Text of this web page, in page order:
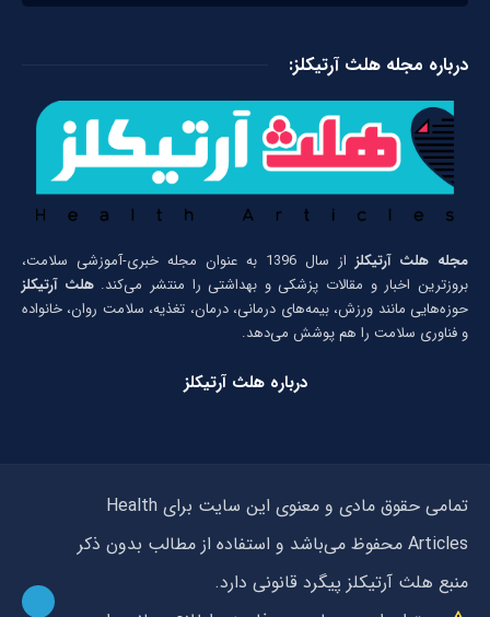
درباره مجله هلث آرتیکلز:
مجله هلث آرتیکلز
از سال 1396 به عنوان مجله خبری-آموزشی سلامت،
بروزترین اخبار و مقالات پزشکی و بهداشتی را منتشر می‌کند.هلث آرتیکلز
حوزه‌هایی مانند ورزش، بیمه‌های درمانی، درمان، تغذیه، سلامت روان، خانواده
و فناوری سلامت را هم پوشش می‌دهد.
درباره هلث آرتیکلز
تمامی حقوق مادی و معنوی این سایت برای Health
Articles محفوظ می‌باشد و استفاده از مطالب بدون ذکر
منبع هلث آرتیکلز پیگرد قانونی دارد.